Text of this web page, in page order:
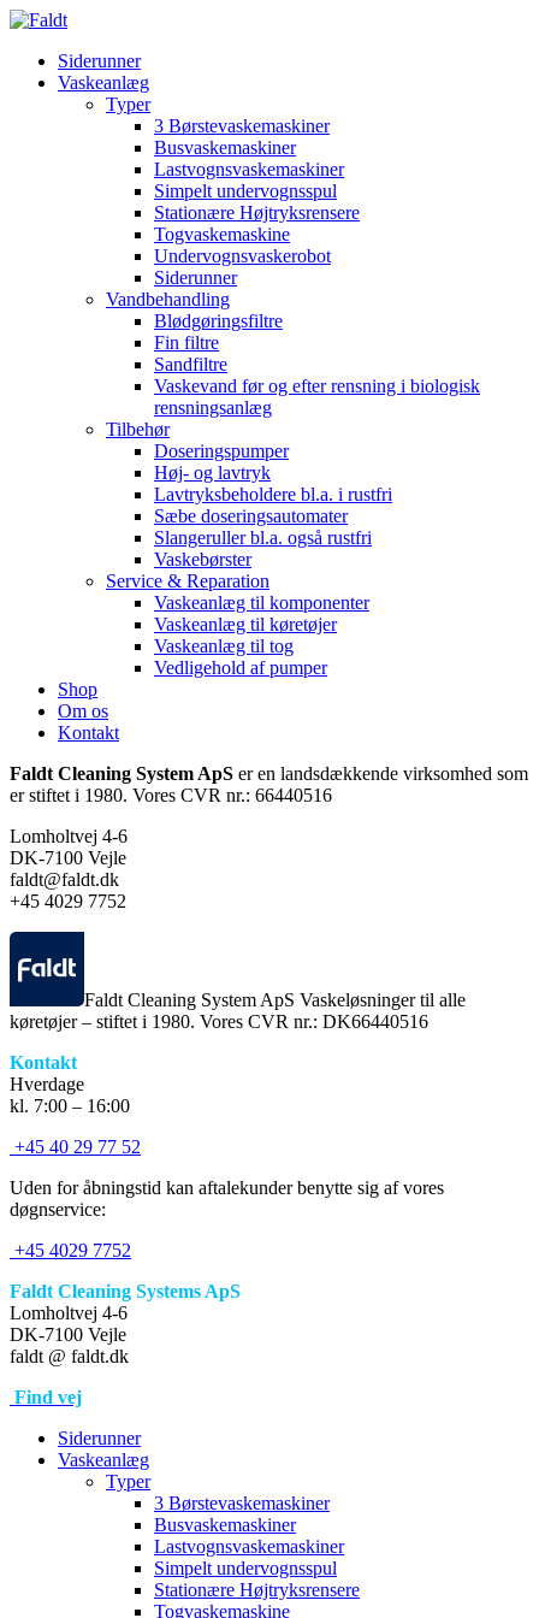
Siderunner
Vaskeanlæg
Typer
3 Børstevaskemaskiner
Busvaskemaskiner
Lastvognsvaskemaskiner
Simpelt undervognsspul
Stationære Højtryksrensere
Togvaskemaskine
Undervognsvaskerobot
Siderunner
Vandbehandling
Blødgøringsfiltre
Fin filtre
Sandfiltre
Vaskevand før og efter rensning i biologisk
rensningsanlæg
Tilbehør
Doseringspumper
Høj- og lavtryk
Lavtryksbeholdere bl.a. i rustfri
Sæbe doseringsautomater
Slangeruller bl.a. også rustfri
Vaskebørster
Service & Reparation
Vaskeanlæg til komponenter
Vaskeanlæg til køretøjer
Vaskeanlæg til tog
Vedligehold af pumper
Shop
Om os
Kontakt
Faldt Cleaning System ApS er en landsdækkende virksomhed som
er stiftet i 1980. Vores CVR nr.: 66440516
Lomholtvej 4-6
DK-7100 Vejle
faldt@faldt.dk
+45 4029 7752
Faldt Cleaning System ApS Vaskeløsninger til alle
køretøjer – stiftet i 1980. Vores CVR nr.: DK66440516
Kontakt
Hverdage
kl. 7:00 – 16:00
+45 40 29 77 52
Uden for åbningstid kan aftalekunder benytte sig af vores
døgnservice:
+45 4029 7752
Faldt Cleaning Systems ApS
Lomholtvej 4-6
DK-7100 Vejle
faldt @ faldt.dk
Find vej
Siderunner
Vaskeanlæg
Typer
3 Børstevaskemaskiner
Busvaskemaskiner
Lastvognsvaskemaskiner
Simpelt undervognsspul
Stationære Højtryksrensere
Togvaskemaskine